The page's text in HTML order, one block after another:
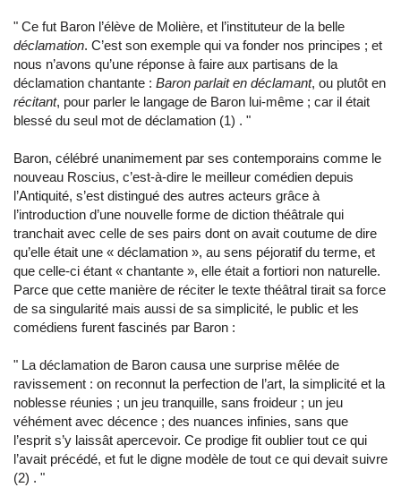
" Ce fut Baron l’élève de Molière, et l’instituteur de la belle
déclamation. C’est son exemple qui va fonder nos principes ; et
nous n’avons qu’une réponse à faire aux partisans de la
déclamation chantante : Baron parlait en déclamant, ou plutôt en
récitant, pour parler le langage de Baron lui-même ; car il était
blessé du seul mot de déclamation (1) . "
Baron, célébré unanimement par ses contemporains comme le
nouveau Roscius, c’est-à-dire le meilleur comédien depuis
l’Antiquité, s’est distingué des autres acteurs grâce à
l’introduction d’une nouvelle forme de diction théâtrale qui
tranchait avec celle de ses pairs dont on avait coutume de dire
qu’elle était une « déclamation », au sens péjoratif du terme, et
que celle-ci étant « chantante », elle était a fortiori non naturelle.
Parce que cette manière de réciter le texte théâtral tirait sa force
de sa singularité mais aussi de sa simplicité, le public et les
comédiens furent fascinés par Baron :
" La déclamation de Baron causa une surprise mêlée de
ravissement : on reconnut la perfection de l’art, la simplicité et la
noblesse réunies ; un jeu tranquille, sans froideur ; un jeu
véhément avec décence ; des nuances infinies, sans que
l’esprit s’y laissât apercevoir. Ce prodige fit oublier tout ce qui
l’avait précédé, et fut le digne modèle de tout ce qui devait suivre
(2) . "